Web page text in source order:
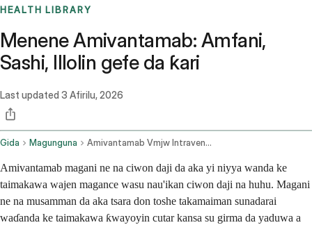
HEALTH LIBRARY
Menene Amivantamab: Amfani,
Sashi, Illolin gefe da ƙari
Last updated 3 Afirilu, 2026
Gida Magunguna Amivantamab Vmjw Intravenous Route
Amivantamab magani ne na ciwon daji da aka yi niyya wanda ke
taimakawa wajen magance wasu nau'ikan ciwon daji na huhu. Magani
ne na musamman da aka tsara don toshe takamaiman sunadarai
waɗanda ke taimakawa ƙwayoyin cutar kansa su girma da yaduwa a